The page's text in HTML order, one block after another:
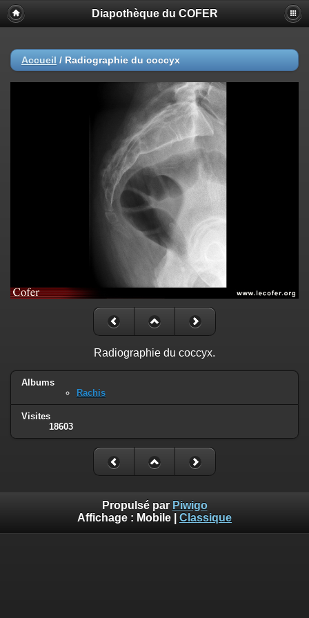
Diapothèque du COFER
Accueil / Radiographie du coccyx
Radiographie du coccyx.
Albums
Rachis
Visites
18603
Propulsé par Piwigo
Affichage : Mobile Classique